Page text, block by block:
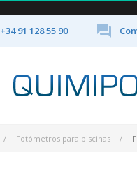
+34 91 128 55 90 
Fotómetros para piscinas